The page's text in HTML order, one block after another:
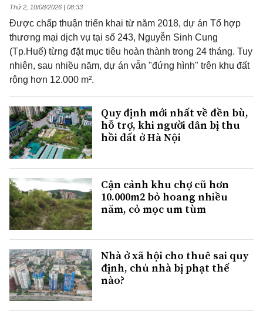
Thứ 2, 10/08/2026 | 08:33
Được chấp thuận triển khai từ năm 2018, dự án Tổ hợp
thương mại dịch vụ tại số 243, Nguyễn Sinh Cung
(Tp.Huế) từng đặt mục tiêu hoàn thành trong 24 tháng. Tuy
nhiên, sau nhiều năm, dự án vẫn "đứng hình" trên khu đất
rộng hơn 12.000 m².
Quy định mới nhất về đền bù,
hỗ trợ, khi người dân bị thu
hồi đất ở Hà Nội
Cận cảnh khu chợ cũ hơn
10.000m2 bỏ hoang nhiều
năm, cỏ mọc um tùm
Nhà ở xã hội cho thuê sai quy
định, chủ nhà bị phạt thế
nào?